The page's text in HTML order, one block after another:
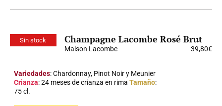
Sin stock Champagne Lacombe Rosé Brut
Maison Lacombe 39,80€
Variedades: Chardonnay, Pinot Noir y Meunier
Crianza: 24 meses de crianza en rimaTamaño:
75 cl.